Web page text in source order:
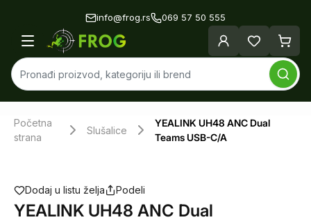
info@frog.rs 069 57 50 555
Početna
strana
Slušalice
YEALINK UH48 ANC Dual
Teams USB-C/A
Dodaj u listu želja Podeli
YEALINK UH48 ANC Dual